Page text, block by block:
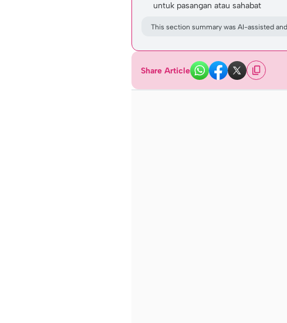
untuk pasangan atau sahabat
This section summary was AI-assisted
Share Article